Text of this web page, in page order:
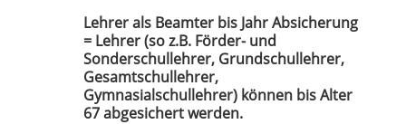
Lehrer als Beamter bis Jahr Absicherung
= Lehrer (so z.B. Förder- und
Sonderschullehrer, Grundschullehrer,
Gesamtschullehrer,
Gymnasialschullehrer) können bis Alter
67 abgesichert werden.